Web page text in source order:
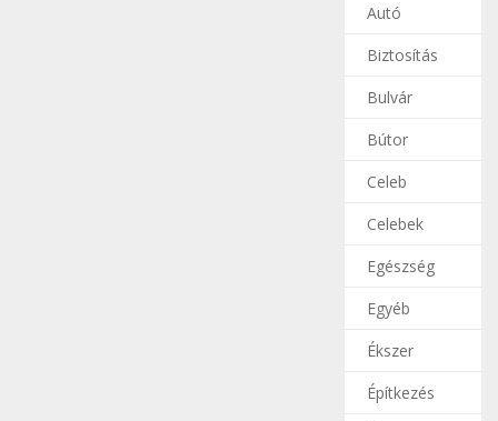
Autó
Biztosítás
Bulvár
Bútor
Celeb
Celebek
Egészség
Egyéb
Ékszer
Építkezés